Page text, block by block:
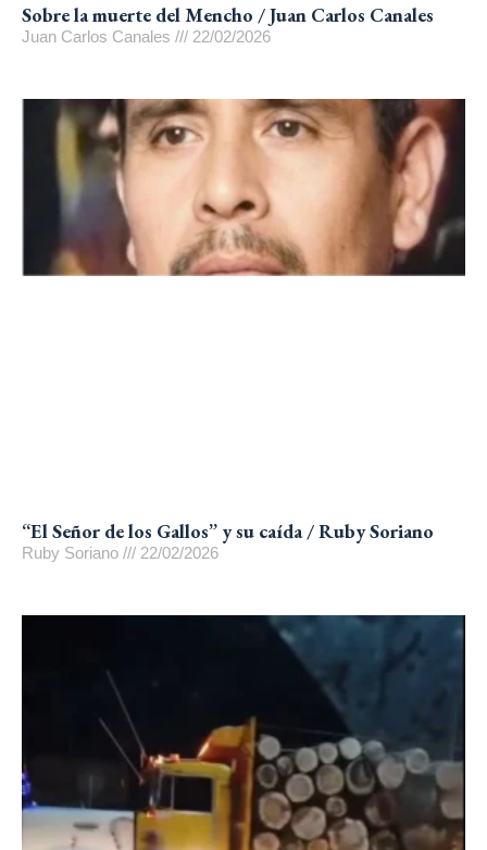
Sobre la muerte del Mencho / Juan Carlos Canales
Juan Carlos Canales 22/02/2026
“El Señor de los Gallos” y su caída / Ruby Soriano
Ruby Soriano 22/02/2026